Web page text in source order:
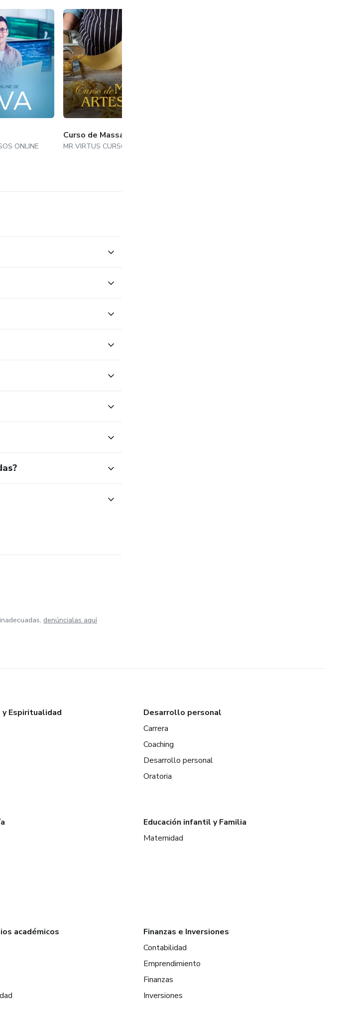
ONLINE
Curso de Massa Artesanal
MR VIRTUS CURSOS ONLINE
denúncialas aquí
Espiritualidad
Desarrollo personal
Carrera
Coaching
Desarrollo personal
Oratoria
Educación infantil y Familia
Maternidad
académicos
Finanzas e Inversiones
Contabilidad
Emprendimiento
Finanzas
Inversiones